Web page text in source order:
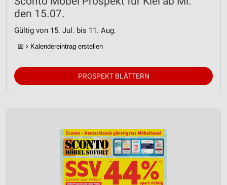
den 15.07.
Gültig von 15. Jul. bis 11. Aug.
📅 Kalendereintrag erstellen
PROSPEKT BLÄTTERN